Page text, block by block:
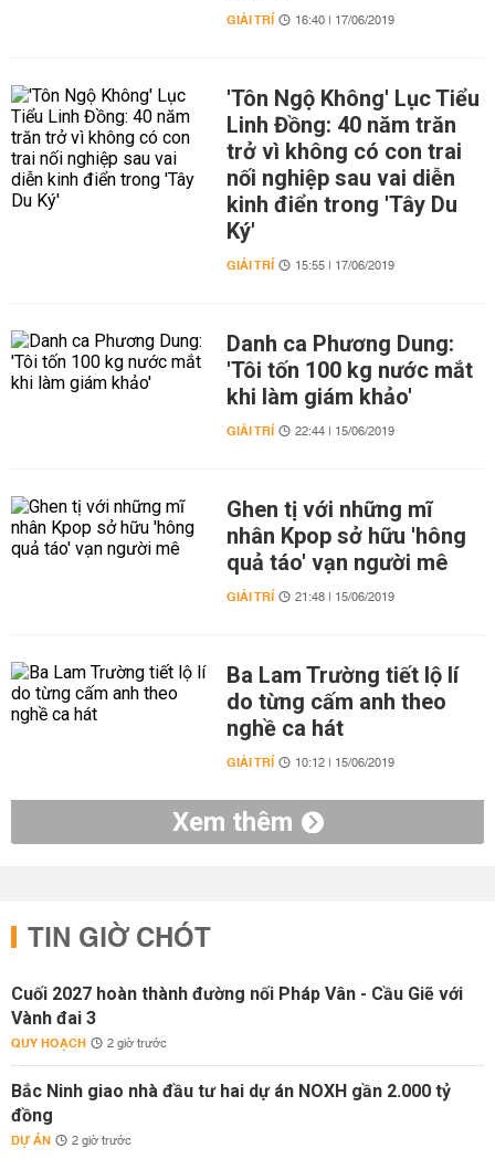
GIẢI TRÍ 16:40 | 17/06/2019
'Tôn Ngộ Không' Lục Tiểu
Linh Đồng: 40 năm trăn
trở vì không có con trai
nối nghiệp sau vai diễn
kinh điển trong 'Tây Du
Ký'
GIẢI TRÍ 15:55 | 17/06/2019
Danh ca Phương Dung:
'Tôi tốn 100 kg nước mắt
khi làm giám khảo'
GIẢI TRÍ 22:44 | 15/06/2019
Ghen tị với những mĩ
nhân Kpop sở hữu 'hông
quả táo' vạn người mê
GIẢI TRÍ 21:48 | 15/06/2019
Ba Lam Trường tiết lộ lí
do từng cấm anh theo
nghề ca hát
GIẢI TRÍ 10:12 | 15/06/2019
Xem thêm
TIN GIỜ CHÓT
Cuối 2027 hoàn thành đường nối Pháp Vân - Cầu Giẽ với
Vành đai 3
QUY HOẠCH 2 giờ trước
Bắc Ninh giao nhà đầu tư hai dự án NOXH gần 2.000 tỷ
đồng
DỰ ÁN 2 giờ trước